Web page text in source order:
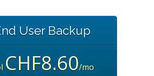
User Backup
CHF8.60/mo